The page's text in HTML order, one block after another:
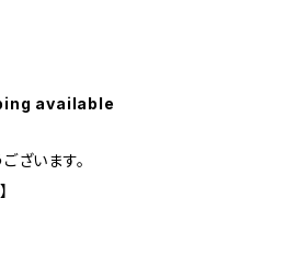
available
ざいます。